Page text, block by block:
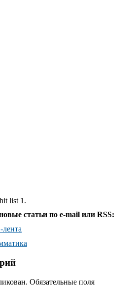
list 1.
статьи по e-mail или RSS:
лента
Обязательные поля